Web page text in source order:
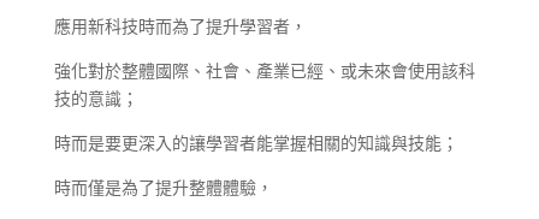
應用新科技時而為了提升學習者，
強化對於整體國際、社會、產業已經、或未來會使用該科
技的意識；
時而是要更深入的讓學習者能掌握相關的知識與技能；
時而僅是為了提升整體體驗，